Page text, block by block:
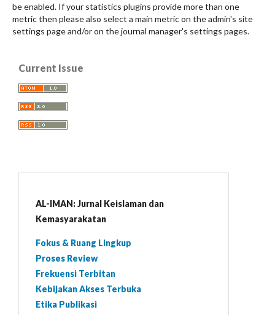
be enabled. If your statistics plugins provide more than one
metric then please also select a main metric on the admin's site
settings page and/or on the journal manager's settings pages.
Current Issue
AL-IMAN: Jurnal Keislaman dan
Kemasyarakatan
Fokus & Ruang Lingkup
Proses Review
Frekuensi Terbitan
Kebijakan Akses Terbuka
Etika Publikasi